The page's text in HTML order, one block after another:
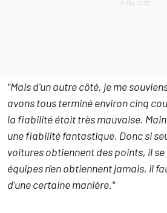
"Mais d'un autre côté, je me
avons tous terminé environ cinq
la fiabilité était très mauvaise.
une fiabilité fantastique. Donc si
voitures obtiennent des points, il
équipes n'en obtiennent jamais, il
d'une certaine manière."